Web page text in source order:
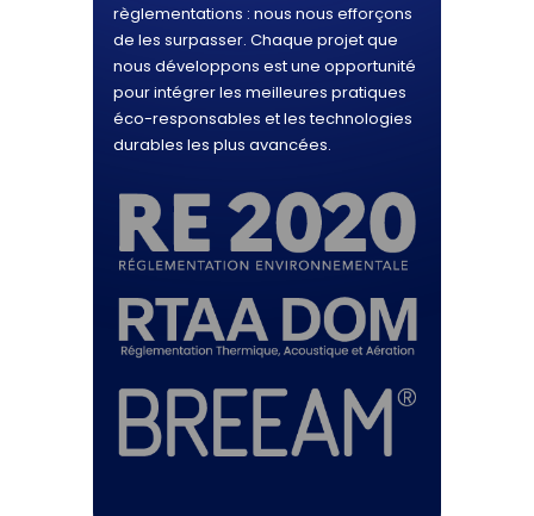
règlementations : nous nous efforçons
de les surpasser. Chaque projet que
nous développons est une opportunité
pour intégrer les meilleures pratiques
éco-responsables et les technologies
durables les plus avancées.